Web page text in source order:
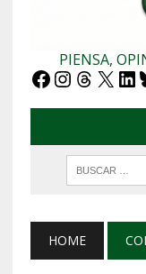
PIENSA,
Facebook
Instagram
Threads
X
HOME